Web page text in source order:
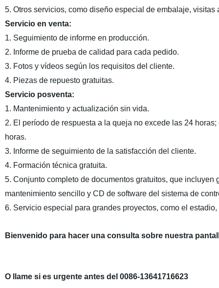
5. Otros servicios, como diseño especial de embalaje, visitas
Servicio en venta:
1. Seguimiento de informe en producción.
2. Informe de prueba de calidad para cada pedido.
3. Fotos y vídeos según los requisitos del cliente.
4. Piezas de repuesto gratuitas.
Servicio posventa:
1. Mantenimiento y actualización sin vida.
2. El período de respuesta a la queja no excede las 24
horas.
3. Informe de seguimiento de la satisfacción del cliente.
4. Formación técnica gratuita.
5. Conjunto completo de documentos gratuitos, que
mantenimiento sencillo y CD de software del sistema de
6. Servicio especial para grandes proyectos, como el
Bienvenido para hacer una consulta sobre nuestra
O llame si es urgente antes del 0086-13641716623